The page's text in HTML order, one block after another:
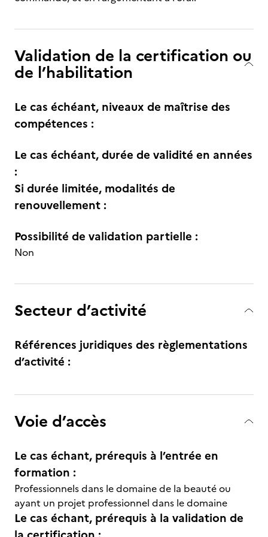
Validation de la certification ou
de l’habilitation
Le cas échéant, niveaux de maîtrise des
compétences :
Le cas échéant, durée de validité en années
:
Si durée limitée, modalités de
renouvellement :
Possibilité de validation partielle :
Non
Secteur d’activité
Références juridiques des règlementations
d’activité :
Voie d’accès
Le cas échant, prérequis à l’entrée en
formation :
Professionnels dans le domaine de la beauté ou
ayant un projet professionnel dans le domaine
Le cas échant, prérequis à la validation de